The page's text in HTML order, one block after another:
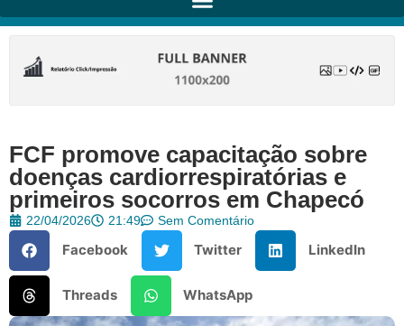
FCF promove capacitação sobre
doenças cardiorrespiratórias e
primeiros socorros em Chapecó
22/04/2026 21:49 Sem Comentário
Facebook Twitter LinkedIn
Threads WhatsApp